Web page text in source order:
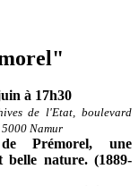
à 17h30
de l'Etat, boulevard
Namur
Prémorel, une
belle nature. (1889-